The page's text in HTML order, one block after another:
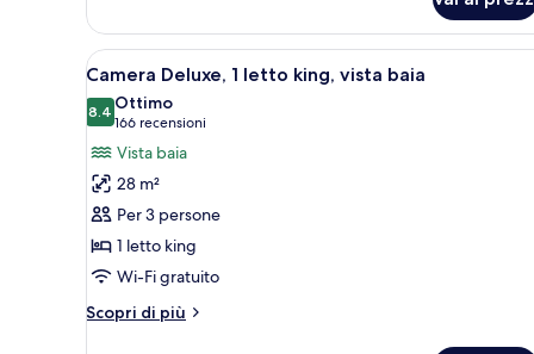
Standard,
letto
king
Apri
tutte
le
foto
per
Camera
Deluxe,
1
letto
king,
Camera d'albergo con un
2
Camera Deluxe, 1 letto king, vista baia
8.48.4 su 10
Ottimo
166 recensioni
(166
recensioni)
Vista baia
28 m²
Per 3 persone
1 letto king
Wi-Fi gratuito
Scopri di più
Altri